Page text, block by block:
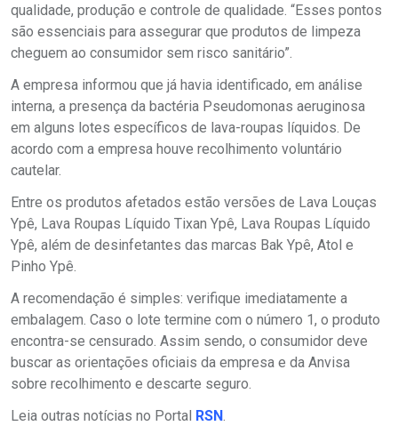
qualidade, produção e controle de qualidade. “Esses pontos
são essenciais para assegurar que produtos de limpeza
cheguem ao consumidor sem risco sanitário”.
A empresa informou que já havia identificado, em análise
interna, a presença da bactéria Pseudomonas aeruginosa
em alguns lotes específicos de lava-roupas líquidos. De
acordo com a empresa houve recolhimento voluntário
cautelar.
Entre os produtos afetados estão versões de Lava Louças
Ypê, Lava Roupas Líquido Tixan Ypê, Lava Roupas Líquido
Ypê, além de desinfetantes das marcas Bak Ypê, Atol e
Pinho Ypê.
A recomendação é simples: verifique imediatamente a
embalagem. Caso o lote termine com o número 1, o produto
encontra-se censurado. Assim sendo, o consumidor deve
buscar as orientações oficiais da empresa e da Anvisa
sobre recolhimento e descarte seguro.
Leia outras notícias no Portal RSN.